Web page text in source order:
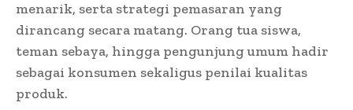
menarik, serta strategi pemasaran yang
dirancang secara matang. Orang tua siswa,
teman sebaya, hingga pengunjung umum hadir
sebagai konsumen sekaligus penilai kualitas
produk.